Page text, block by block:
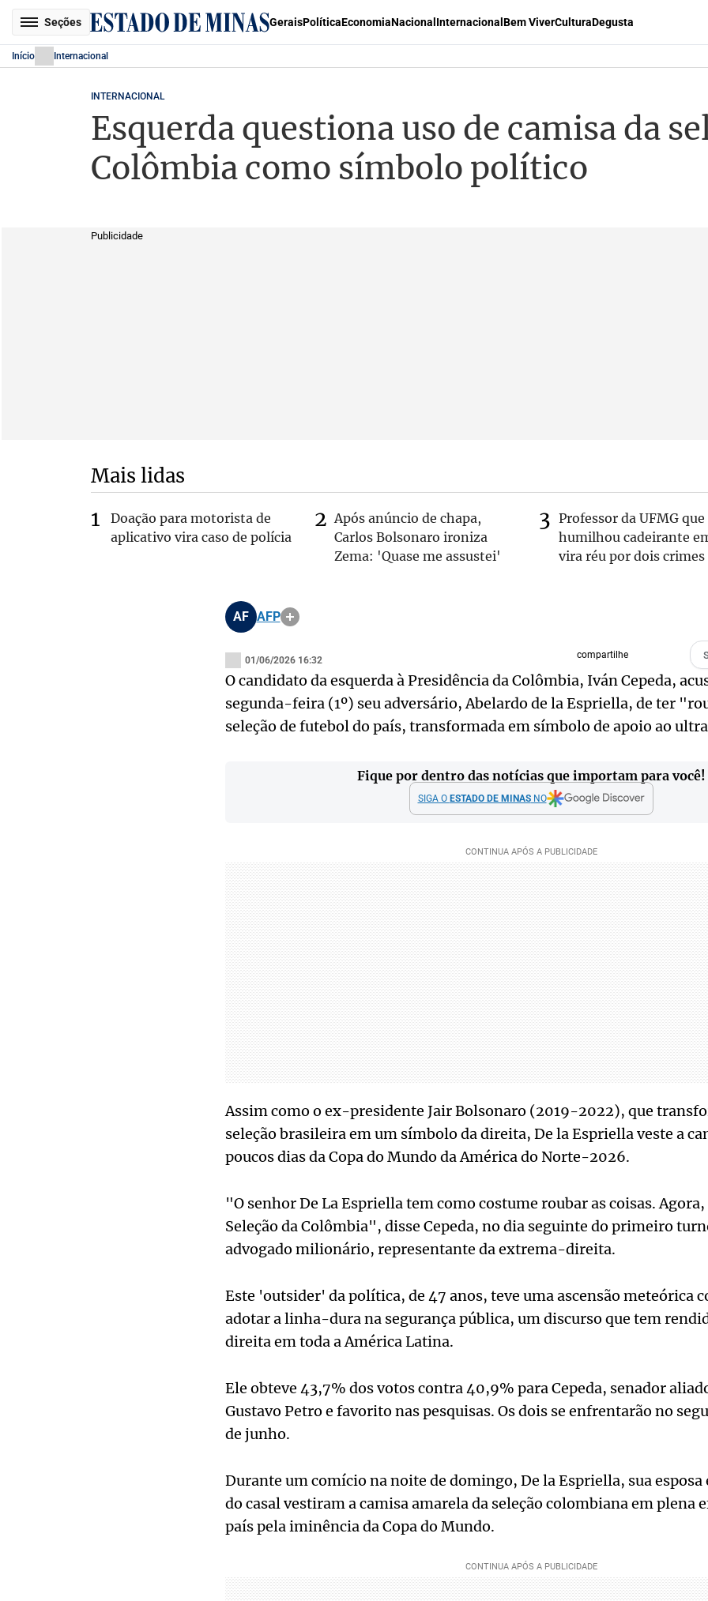
Seções GeraisPolíticaEconomiaNacional Internacional Bem ViverCulturaDegusta
Início Internacional
INTERNACIONAL
Esquerda questiona uso de camisa da
Colômbia como símbolo político
Publicidade
Mais lidas
Doação para motorista de
aplicativo vira caso de polícia
Após anúncio de chapa,
Carlos Bolsonaro ironiza
Zema: 'Quase me assustei'
Professor da UFMG que
humilhou cadeirante
vira réu por dois crimes
AF AFP
01/06/2026 16:32 compartilhe
O candidato da esquerda à Presidência da Colômbia, Iván Cepeda,
segunda-feira (1º) seu adversário, Abelardo de la Espriella, de ter
seleção de futebol do país, transformada em símbolo de apoio ao
Fique por dentro das notícias que importam para você!
SIGA O ESTADO DE MINASNO
Assim como o ex-presidente Jair Bolsonaro (2019-2022), que
seleção brasileira em um símbolo da direita, De la Espriella veste a
poucos dias da Copa do Mundo da América do Norte-2026.
"O senhor De La Espriella tem como costume roubar as coisas.
Seleção da Colômbia", disse Cepeda, no dia seguinte do primeiro
advogado milionário, representante da extrema-direita.
Este 'outsider' da política, de 47 anos, teve uma ascensão meteórica
adotar a linha-dura na segurança pública, um discurso que tem
direita em toda a América Latina.
Ele obteve 43,7% dos votos contra 40,9% para Cepeda, senador
Gustavo Petro e favorito nas pesquisas. Os dois se enfrentarão no
de junho.
Durante um comício na noite de domingo, De la Espriella, sua
do casal vestiram a camisa amarela da seleção colombiana em plena
país pela iminência da Copa do Mundo.